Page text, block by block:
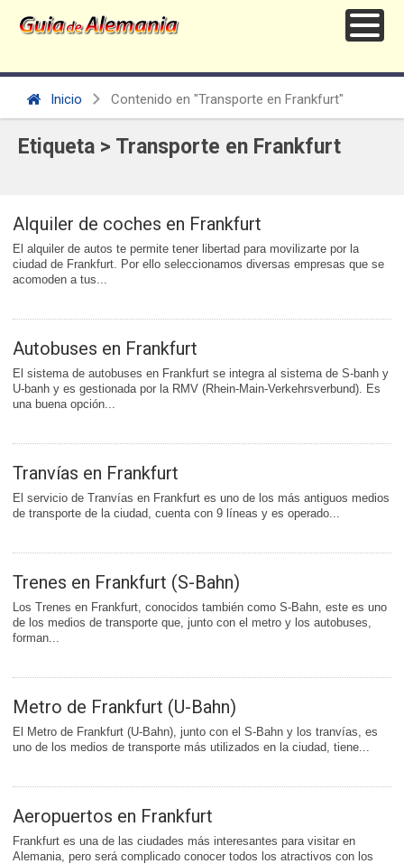
Inicio Contenido en "Transporte en Frankfurt"
Etiqueta > Transporte en Frankfurt
Alquiler de coches en Frankfurt
El alquiler de autos te permite tener libertad para movilizarte por la
ciudad de Frankfurt. Por ello seleccionamos diversas empresas que se
acomoden a tus...
Autobuses en Frankfurt
El sistema de autobuses en Frankfurt se integra al sistema de S-banh y
U-banh y es gestionada por la RMV (Rhein-Main-Verkehrsverbund). Es
una buena opción...
Tranvías en Frankfurt
El servicio de Tranvías en Frankfurt es uno de los más antiguos medios
de transporte de la ciudad, cuenta con 9 líneas y es operado...
Trenes en Frankfurt (S-Bahn)
Los Trenes en Frankfurt, conocidos también como S-Bahn, este es uno
de los medios de transporte que, junto con el metro y los autobuses,
forman...
Metro de Frankfurt (U-Bahn)
El Metro de Frankfurt (U-Bahn), junto con el S-Bahn y los tranvías, es
uno de los medios de transporte más utilizados en la ciudad, tiene...
Aeropuertos en Frankfurt
Frankfurt es una de las ciudades más interesantes para visitar en
Alemania, pero será complicado conocer todos los atractivos con los